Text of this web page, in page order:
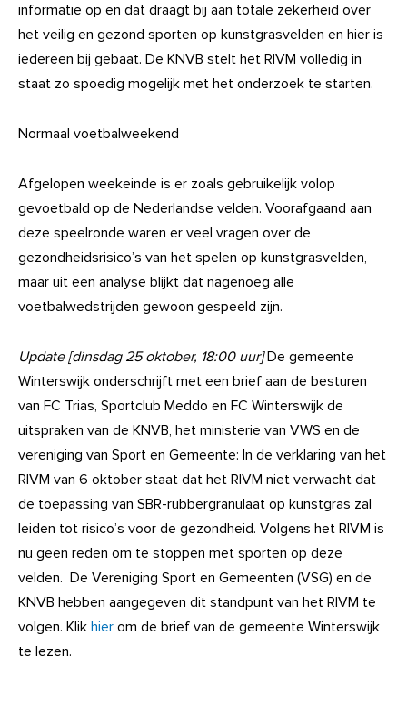
informatie op en dat draagt bij aan totale zekerheid over
het veilig en gezond sporten op kunstgrasvelden en hier is
iedereen bij gebaat. De KNVB stelt het RIVM volledig in
staat zo spoedig mogelijk met het onderzoek te starten.
Normaal voetbalweekend
Afgelopen weekeinde is er zoals gebruikelijk volop
gevoetbald op de Nederlandse velden. Voorafgaand aan
deze speelronde waren er veel vragen over de
gezondheidsrisico’s van het spelen op kunstgrasvelden,
maar uit een analyse blijkt dat nagenoeg alle
voetbalwedstrijden gewoon gespeeld zijn.
Update [dinsdag 25 oktober, 18:00 uur]De gemeente
Winterswijk onderschrijft met een brief aan de besturen
van FC Trias, Sportclub Meddo en FC Winterswijk de
uitspraken van de KNVB, het ministerie van VWS en de
vereniging van Sport en Gemeente: In de verklaring van het
RIVM van 6 oktober staat dat het RIVM niet verwacht dat
de toepassing van SBR-rubbergranulaat op kunstgras zal
leiden tot risico’s voor de gezondheid. Volgens het RIVM is
nu geen reden om te stoppen met sporten op deze
velden. De Vereniging Sport en Gemeenten (VSG) en de
KNVB hebben aangegeven dit standpunt van het RIVM te
volgen. Klik hier om de brief van de gemeente Winterswijk
te lezen.